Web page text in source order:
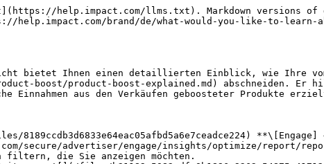
help.impact.com/llms.txt). Markdown versions of
help.impact.com/brand/de/what-would-you-like-to-learn-
bietet Ihnen einen detaillierten Einblick, wie Ihre vom
boost/product-boost-explained.md) abschneiden.
Einnahmen aus den Verkäufen geboosteter Produkte
secure/advertiser/engage/insights/optimize/report/
filtern, die Sie anzeigen möchten.